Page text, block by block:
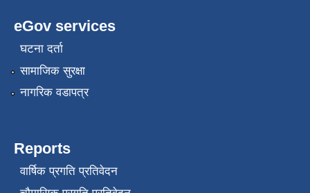
eGov services
घटना दर्ता
सामाजिक सुरक्षा
नागरिक वडापत्र
Reports
वार्षिक प्रगति प्रतिवेदन